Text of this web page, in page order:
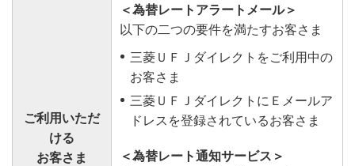
ご利用いただ
ける
お客さま
＜為替レートアラートメール＞
以下の二つの要件を満たすお客さま
三菱ＵＦＪダイレクトをご利用中の
お客さま
三菱ＵＦＪダイレクトにＥメールア
ドレスを登録されているお客さま
＜為替レート通知サービス＞